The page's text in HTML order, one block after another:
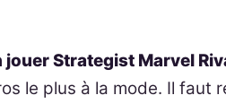
jouer Strategist Marvel
le plus à la mode. Il faut